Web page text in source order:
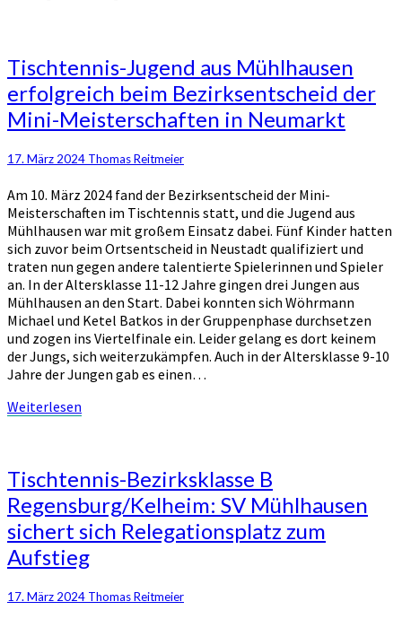
Tischtennis-
Jugend
aus
Mühlhausen
erfolgreich
beim
Bezirksentscheid
der
Mini-
Meisterschaften
in
Neumarkt
Tischtennis-Jugend aus Mühlhausen
erfolgreich beim Bezirksentscheid der
Mini-Meisterschaften in Neumarkt
17. März 2024 Thomas Reitmeier
Am 10. März 2024 fand der Bezirksentscheid der Mini-
Meisterschaften im Tischtennis statt, und die Jugend aus
Mühlhausen war mit großem Einsatz dabei. Fünf Kinder hatten
sich zuvor beim Ortsentscheid in Neustadt qualifiziert und
traten nun gegen andere talentierte Spielerinnen und Spieler
an. In der Altersklasse 11-12 Jahre gingen drei Jungen aus
Mühlhausen an den Start. Dabei konnten sich Wöhrmann
Michael und Ketel Batkos in der Gruppenphase durchsetzen
und zogen ins Viertelfinale ein. Leider gelang es dort keinem
der Jungs, sich weiterzukämpfen. Auch in der Altersklasse 9-10
Jahre der Jungen gab es einen…
Weiterlesen
Tischtennis-
Bezirksklasse
B
Regensburg/Kelheim:
SV
Mühlhausen
sich
Tischtennis-Bezirksklasse B
Regensburg/Kelheim: SV Mühlhausen
sichert sich Relegationsplatz zum
Aufstieg
17. März 2024 Thomas Reitmeier